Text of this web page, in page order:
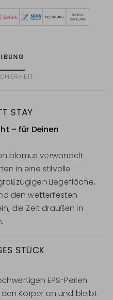
STAY
– für Deinen
blomus verwandelt
in eine stilvolle
Liegefläche,
den wetterfesten
die Zeit draußen in
STÜCK
EPS-Perlen
Körper an und bleibt